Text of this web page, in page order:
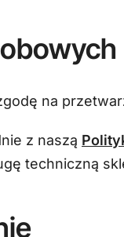
na
z naszą
techniczną